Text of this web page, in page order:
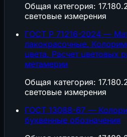
Общая категория:
световые измерения
ГОСТ Р 71216-2024 —
лакокрасочные.
цвета. Расчет цветовых
метамерии
Общая категория:
световые измерения
ГОСТ 13088-67 —
буквенные обозначения